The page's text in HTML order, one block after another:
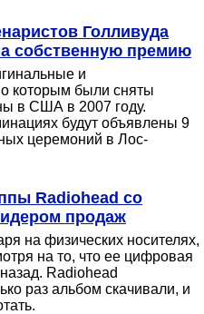
Голливуда
собственную премию
и
которым были сняты
в США в 2007 году.
будут объявлены 9
церемоний в Лос-
Radiohead со
продаж
на физических носителях,
на то, что ее цифровая
Radiohead
раз альбом скачивали, и